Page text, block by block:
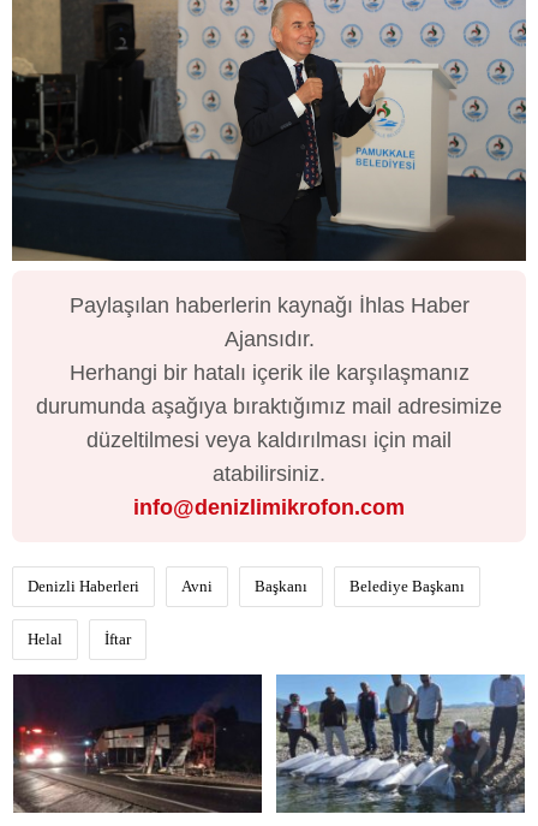
Paylaşılan haberlerin kaynağı İhlas Haber
Ajansıdır.
Herhangi bir hatalı içerik ile karşılaşmanız
durumunda aşağıya bıraktığımız mail adresimize
düzeltilmesi veya kaldırılması için mail
atabilirsiniz.
info@denizlimikrofon.com
Denizli Haberleri Avni Başkanı Belediye Başkanı
Helal İftar